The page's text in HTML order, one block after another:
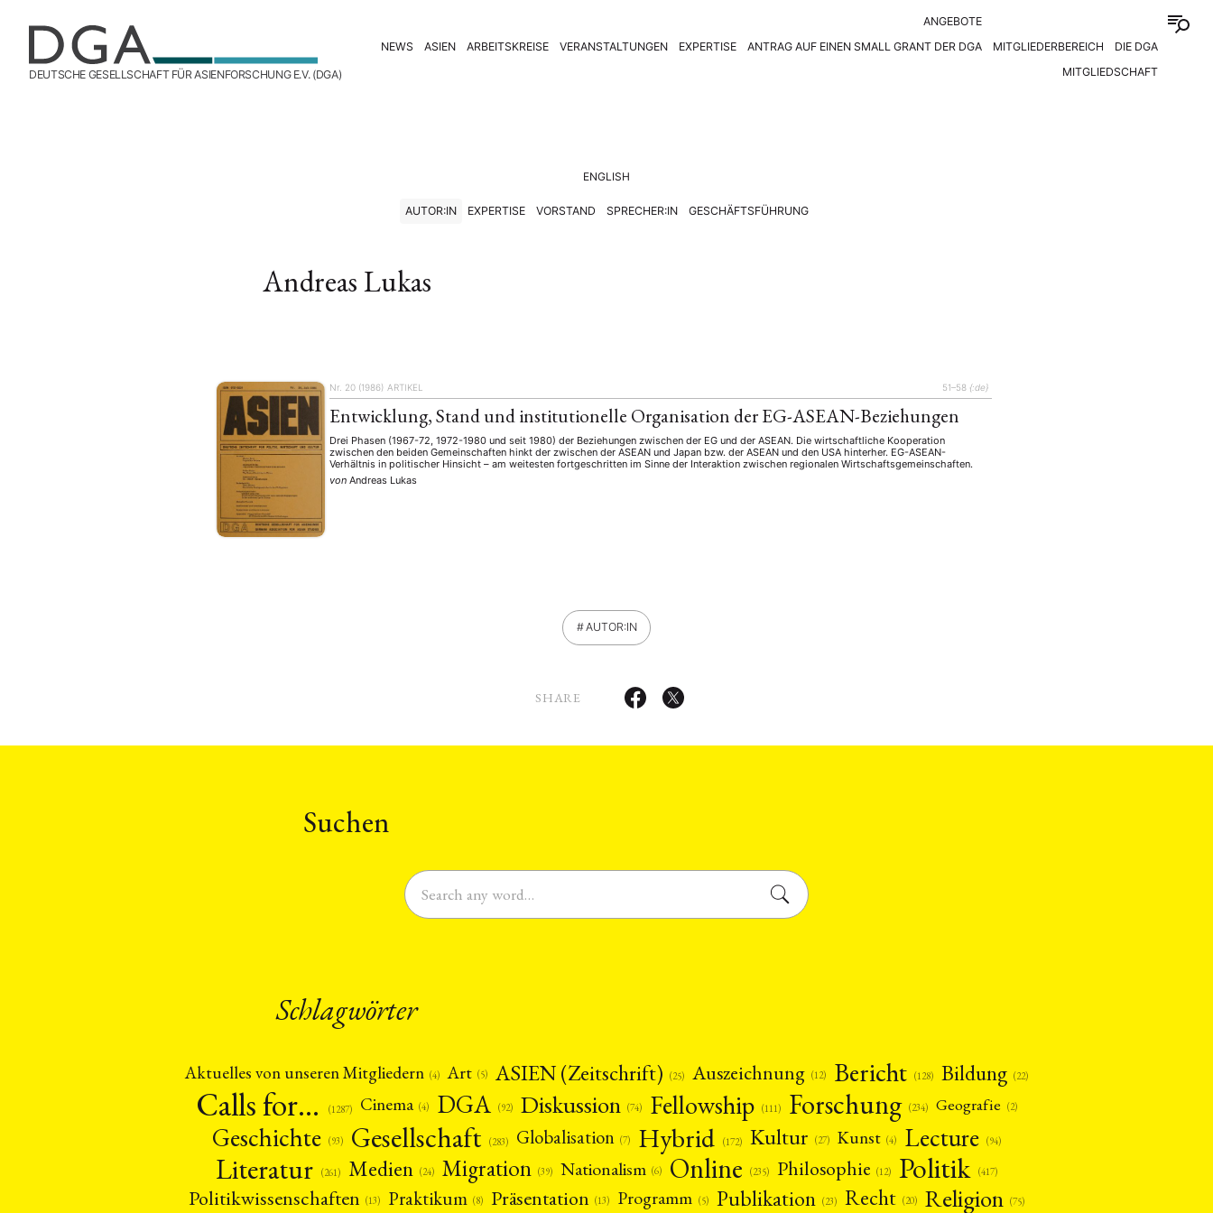
DEUTSCHE GESELLSCHAFT FÜR ASIENFORSCHUNG E.V. (DGA)
NEWS ASIEN ARBEITSKREISE VERANSTALTUNGEN EXPERTISE
ANGEBOTE
ANTRAG AUF EINEN SMALL GRANT DER DGA
MITGLIEDERBEREICH
DIE DGA
MITGLIEDSCHAFT
ENGLISH
AUTOR:IN EXPERTISE VORSTAND SPRECHER:IN GESCHÄFTSFÜHRUNG
Andreas Lukas
Nr. 20 (1986) ARTIKEL 51–58 {:de}
Entwicklung, Stand und institutionelle Organisation der EG-ASEAN-Beziehungen
Drei Phasen (1967-72, 1972-1980 und seit 1980) der Beziehungen zwischen der EG und der ASEAN. Die wirtschaftliche Kooperation
zwischen den beiden Gemeinschaften hinkt der zwischen der ASEAN und Japan bzw. der ASEAN und den USA hinterher. EG-ASEAN-
Verhältnis in politischer Hinsicht – am weitesten fortgeschritten im Sinne der Interaktion zwischen regionalen Wirtschaftsgemeinschaften.
von Andreas Lukas
AUTOR:IN
SHARE
Suchen
Schlagwörter
Aktuelles von unseren Mitgliedern (4) Art (5) ASIEN (Zeitschrift) (25) Auszeichnung (12) Bericht (128) Bildung (22)
Calls for… (1287) Cinema (4) DGA (92) Diskussion (74) Fellowship (111) Forschung (234) Geografie (2)
Geschichte (93) Gesellschaft (283) Globalisation (7) Hybrid (172) Kultur (27) Kunst (4) Lecture (94)
Literatur (261) Medien (24) Migration (39) Nationalism (6) Online (235) Philosophie (12) Politik (417)
Politikwissenschaften (13) Praktikum (8) Präsentation (13) Programm (5) Publikation (23) Recht (20) Religion (75)